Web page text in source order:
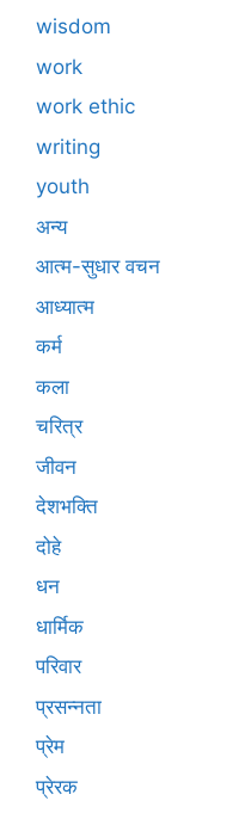
wisdom
work
work ethic
writing
youth
अन्य
आत्म-सुधार वचन
आध्यात्म
कर्म
कला
चरित्र
जीवन
देशभक्ति
दोहे
धन
धार्मिक
परिवार
प्रसन्नता
प्रेम
प्रेरक